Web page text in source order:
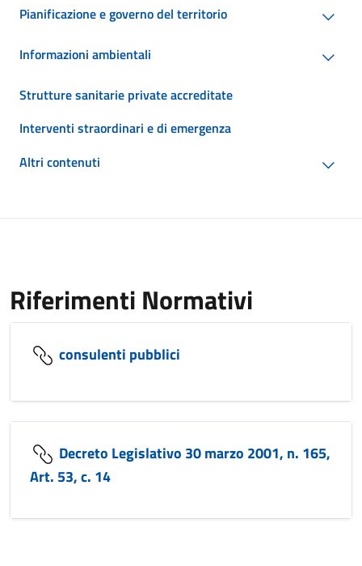
Pianificazione e governo del territorio
Informazioni ambientali
Strutture sanitarie private accreditate
Interventi straordinari e di emergenza
Altri contenuti
Riferimenti Normativi
consulenti pubblici
Decreto Legislativo 30 marzo 2001, n. 165,
Art. 53, c. 14